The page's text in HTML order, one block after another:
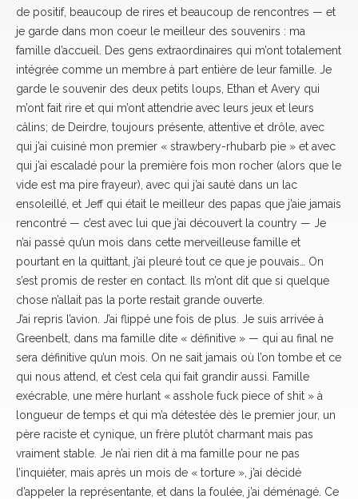
de positif, beaucoup de rires et beaucoup de rencontres — et
je garde dans mon coeur le meilleur des souvenirs : ma
famille d’accueil. Des gens extraordinaires qui m’ont totalement
intégrée comme un membre à part entière de leur famille. Je
garde le souvenir des deux petits loups, Ethan et Avery qui
m’ont fait rire et qui m’ont attendrie avec leurs jeux et leurs
câlins; de Deirdre, toujours présente, attentive et drôle, avec
qui j’ai cuisiné mon premier « strawbery-rhubarb pie » et avec
qui j’ai escaladé pour la première fois mon rocher (alors que le
vide est ma pire frayeur), avec qui j’ai sauté dans un lac
ensoleillé, et Jeff qui était le meilleur des papas que j’aie jamais
rencontré — c’est avec lui que j’ai découvert la country — Je
n’ai passé qu’un mois dans cette merveilleuse famille et
pourtant en la quittant, j’ai pleuré tout ce que je pouvais… On
s’est promis de rester en contact. Ils m’ont dit que si quelque
chose n’allait pas la porte restait grande ouverte.
J’ai repris l’avion. J’ai flippé une fois de plus. Je suis arrivée à
Greenbelt, dans ma famille dite « définitive » — qui au final ne
sera définitive qu’un mois. On ne sait jamais où l’on tombe et ce
qui nous attend, et c’est cela qui fait grandir aussi. Famille
exécrable, une mère hurlant « asshole fuck piece of shit » à
longueur de temps et qui m’a détestée dès le premier jour, un
père raciste et cynique, un frère plutôt charmant mais pas
vraiment stable. Je n’ai rien dit à ma famille pour ne pas
l’inquiéter, mais après un mois de « torture », j’ai décidé
d’appeler la représentante, et dans la foulée, j’ai déménagé. Ce